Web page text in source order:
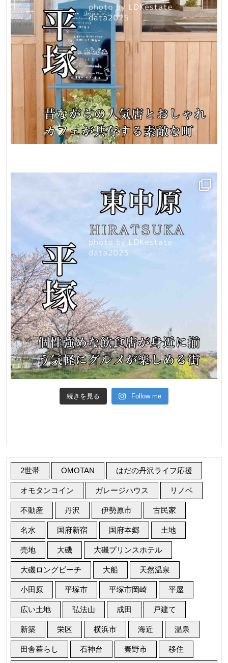
土
地
売
地
ガ
レ
ー
ジ
ハ
ウ
店
兼
宅
戸
建
て
海
近
続きを見る Follow me
2世帯 OMOTAN はだの丹沢ライフ応援
オモタンコイン ガレージハウス リノベ
不動産 丹沢 伊勢原市 古民家
名水 国府新宿 国府本郷 土地
売地 大磯 大磯プリンスホテル
大磯ロングビーチ 大船 天然温泉
小田原 平塚市 平塚市岡崎 平屋
広い土地 弘法山 成田 戸建て
新築 栄区 横浜市 海近 温泉
田舎暮らし 石神台 秦野市 移住